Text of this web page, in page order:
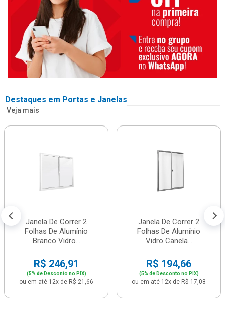
Destaques em Portas e Janelas
Veja mais
Janela De Correr 2
Folhas De Alumínio
Branco Vidro...
R$ 246,91
(5% de Desconto no PIX)
ou em até 12x de R$ 21,66
Janela De Correr 2
Folhas De Alumínio
Vidro Canela...
R$ 194,66
(5% de Desconto no PIX)
ou em até 12x de R$ 17,08